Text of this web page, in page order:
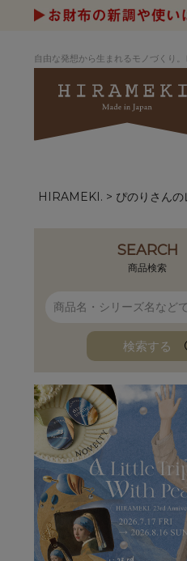
自由な発想から生まれるモノづくり。
ブルーアート
ローダ
ハレノヒプロジェク
HIRAMEKI. ぴのりさんの
SEARCH
商品検索
検索する